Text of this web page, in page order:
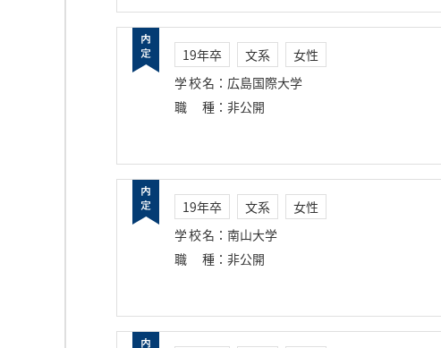
19年卒 文系
女性
学校名 ： 広島国際大学
職種 ： 非公開
19年卒 文系
女性
学校名 ： 南山大学
職種 ： 非公開